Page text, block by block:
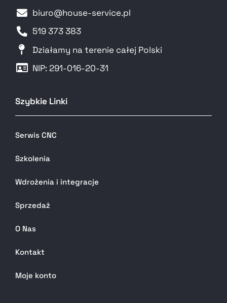
biuro@house-service.pl
519 373 383
Działamy na terenie całej Polski
NIP: 291-016-20-31​
Szybkie Linki
Serwis CNC
Szkolenia
Wdrożenia i integracje
Sprzedaż
O Nas
Kontakt
Moje konto